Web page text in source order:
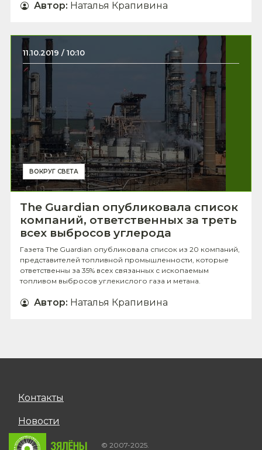
Автор: Наталья Крапивина
11.10.2019 / 10:10
ВОКРУГ СВЕТА
The Guardian опубликовала список
компаний, ответственных за треть
всех выбросов углерода
Газета The Guardian опубликовала список из 20 компаний,
представителей топливной промышленности, которые
ответственны за 35% всех связанных с ископаемым
топливом выбросов углекислого газа и метана.
Автор: Наталья Крапивина
Контакты
Новости
© 2007-2025.